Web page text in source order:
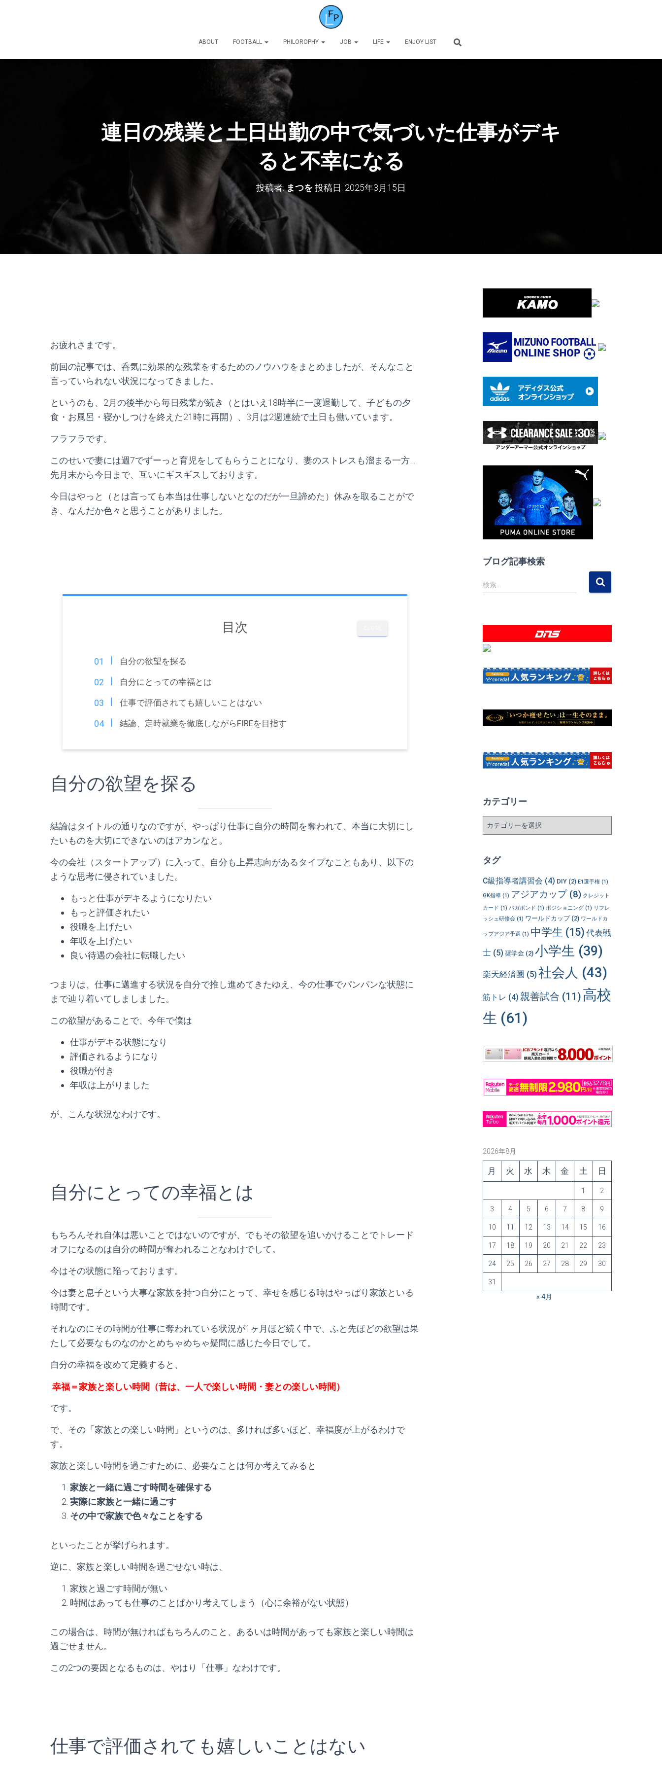
ABOUT FOOTBALL PHILOROPHY JOB LIFE ENJOY LIST
連日の残業と土日出勤の中で気づいた仕事がデキ
ると不幸になる
投稿者:まつを 投稿日: 2025年3月15日
お疲れさまです。
前回の記事では、呑気に効果的な残業をするためのノウハウをまとめましたが、そんなこと
言っていられない状況になってきました。
というのも、2月の後半から毎日残業が続き（とはいえ18時半に一度退勤して、子どもの夕
食・お風呂・寝かしつけを終えた21時に再開）、3月は2週連続で土日も働いています。
フラフラです。
このせいで妻には週7でずーっと育児をしてもらうことになり、妻のストレスも溜まる一方…
先月末から今日まで、互いにギスギスしております。
今日はやっと（とは言っても本当は仕事しないとなのだが一旦諦めた）休みを取ることがで
き、なんだか色々と思うことがありました。
目次
自分の欲望を探る
自分にとっての幸福とは
仕事で評価されても嬉しいことはない
結論、定時就業を徹底しながらFIREを目指す
自分の欲望を探る
結論はタイトルの通りなのですが、やっぱり仕事に自分の時間を奪われて、本当に大切にし
たいものを大切にできないのはアカンなと。
今の会社（スタートアップ）に入って、自分も上昇志向があるタイプなこともあり、以下の
ような思考に侵されていました。
もっと仕事がデキるようになりたい
もっと評価されたい
役職を上げたい
年収を上げたい
良い待遇の会社に転職したい
つまりは、仕事に邁進する状況を自分で推し進めてきたゆえ、今の仕事でパンパンな状態に
まで辿り着いてしましました。
この欲望があることで、今年で僕は
仕事がデキる状態になり
評価されるようになり
役職が付き
年収は上がりました
が、こんな状況なわけです。
自分にとっての幸福とは
もちろんそれ自体は悪いことではないのですが、でもその欲望を追いかけることでトレード
オフになるのは自分の時間が奪われることなわけでして。
今はその状態に陥っております。
今は妻と息子という大事な家族を持つ自分にとって、幸せを感じる時はやっぱり家族といる
時間です。
それなのにその時間が仕事に奪われている状況が1ヶ月ほど続く中で、ふと先ほどの欲望は果
たして必要なものなのかとめちゃめちゃ疑問に感じた今日でして。
自分の幸福を改めて定義すると、
幸福＝家族と楽しい時間（昔は、一人で楽しい時間・妻との楽しい時間）
です。
で、その「家族との楽しい時間」というのは、多ければ多いほど、幸福度が上がるわけで
す。
家族と楽しい時間を過ごすために、必要なことは何か考えてみると
家族と一緒に過ごす時間を確保する
実際に家族と一緒に過ごす
その中で家族で色々なことをする
といったことが挙げられます。
逆に、家族と楽しい時間を過ごせない時は、
家族と過ごす時間が無い
時間はあっても仕事のことばかり考えてしまう（心に余裕がない状態）
この場合は、時間が無ければもちろんのこと、あるいは時間があっても家族と楽しい時間は
過ごせません。
この2つの要因となるものは、やはり「仕事」なわけです。
仕事で評価されても嬉しいことはない
ブログ記事検索
検
索
検索…
カテゴリー
ー
タグ
C級指導者講習会 (4) DIY(2) E1選手権(1)
GK指導(1) アジアカップ(8) クレジット
カード (1) バガボンド (1) ポジショニング(1) リフレ
ッシュ研修会(1) ワールドカップ(2) ワールドカ
ップアジア予選 (1) 中学生 (15) 代表戦
士(5) 奨学金(2) 小学生 (39)
楽天経済圏 (5) 社会人 (43)
筋トレ (4) 親善試合 (11) 高校
生 (61)
2026年8月
月 火 水 木 金 土 日
1 2
3 4 5 6 7 8 9
10 11 12 13 14 15 16
17 18 19 20 21 22 23
24 25 26 27 28 29 30
31
« 4月